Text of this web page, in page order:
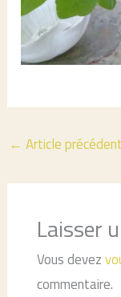
← Article précédent
Laisser
Vous devez
commentaire.